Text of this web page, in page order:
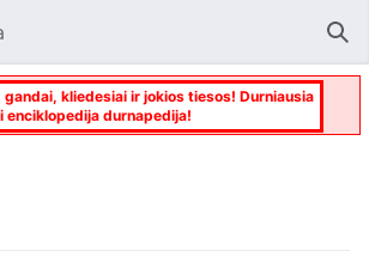
kliedesiai ir jokios tiesos! Durniausia
enciklopedija durnapedija!